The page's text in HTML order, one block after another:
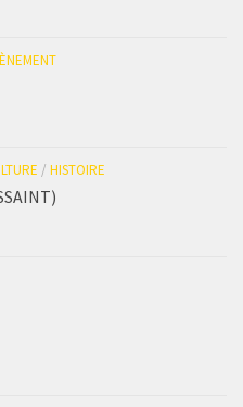
/ HISTOIRE